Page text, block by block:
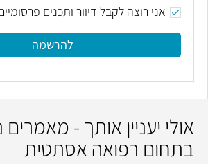
אני רוצה לקבל דיוור ותכנים
להרשמה
אולי יעניין אותך - מאמרים
בתחום רפואה אסתטית